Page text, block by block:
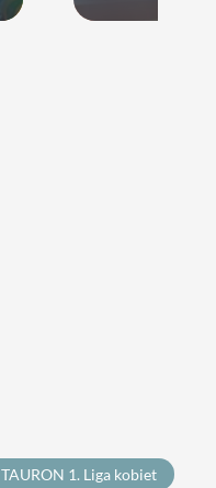
TAURON 1. Liga kobiet